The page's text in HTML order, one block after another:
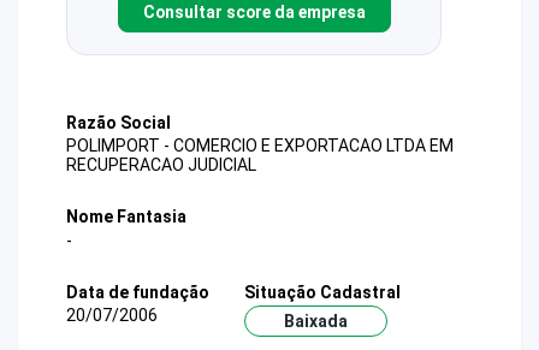
Consultar score da empresa
Razão Social
POLIMPORT - COMERCIO E EXPORTACAO LTDA EM
RECUPERACAO JUDICIAL
Nome Fantasia
-
Data de fundação
20/07/2006
Situação Cadastral
Baixada